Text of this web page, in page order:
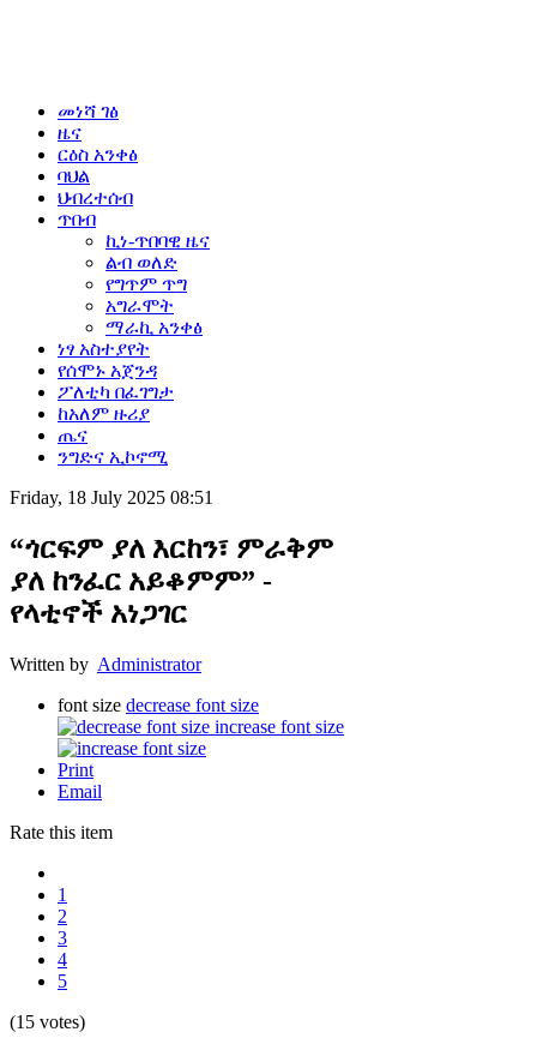
መነሻ ገፅ
ዜና
ርዕስ አንቀፅ
ባህል
ህብረተሰብ
ጥበብ
ኪነ-ጥበባዊ ዜና
ልብ ወለድ
የግጥም ጥግ
አግራሞት
ማራኪ አንቀፅ
ነፃ አስተያየት
የሰሞኑ አጀንዳ
ፖለቲካ በፈገግታ
ከአለም ዙሪያ
ጤና
ንግድና ኢኮኖሚ
Friday, 18 July 2025 08:51
“ጎርፍም ያለ እርከን፣ ምራቅም
ያለ ከንፈር አይቆምም” -
የላቲኖች አነጋገር
Written by Administrator
font size decrease font size
increase font size
Print
Email
Rate this item
1
2
3
4
5
(15 votes)